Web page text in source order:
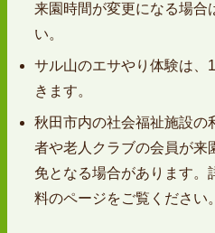
来園時間が変更になる場合
い。
サル山のエサやり体験は、
きます。
秋田市内の社会福祉施設の
者や老人クラブの会員が来
免となる場合があります。
料のページをご覧ください。